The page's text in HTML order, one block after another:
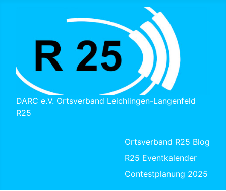
DARC e.V. Ortsverband Leichlingen-Langenfeld
R25
Ortsverband R25 Blog
R25 Eventkalender
Contestplanung 2025